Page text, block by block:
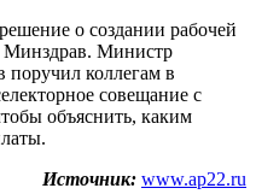
о создании рабочей
Минздрав. Министр
коллегам в
совещание с
объяснить, каким
Источник: www.ap22.ru